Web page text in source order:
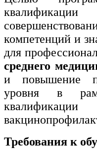
Управление
хозяйственной
Техника-
Прикладная
дело,
геодезия
транспорта
компетенций и
для
среднего
и повышение
уровня в
Требования к